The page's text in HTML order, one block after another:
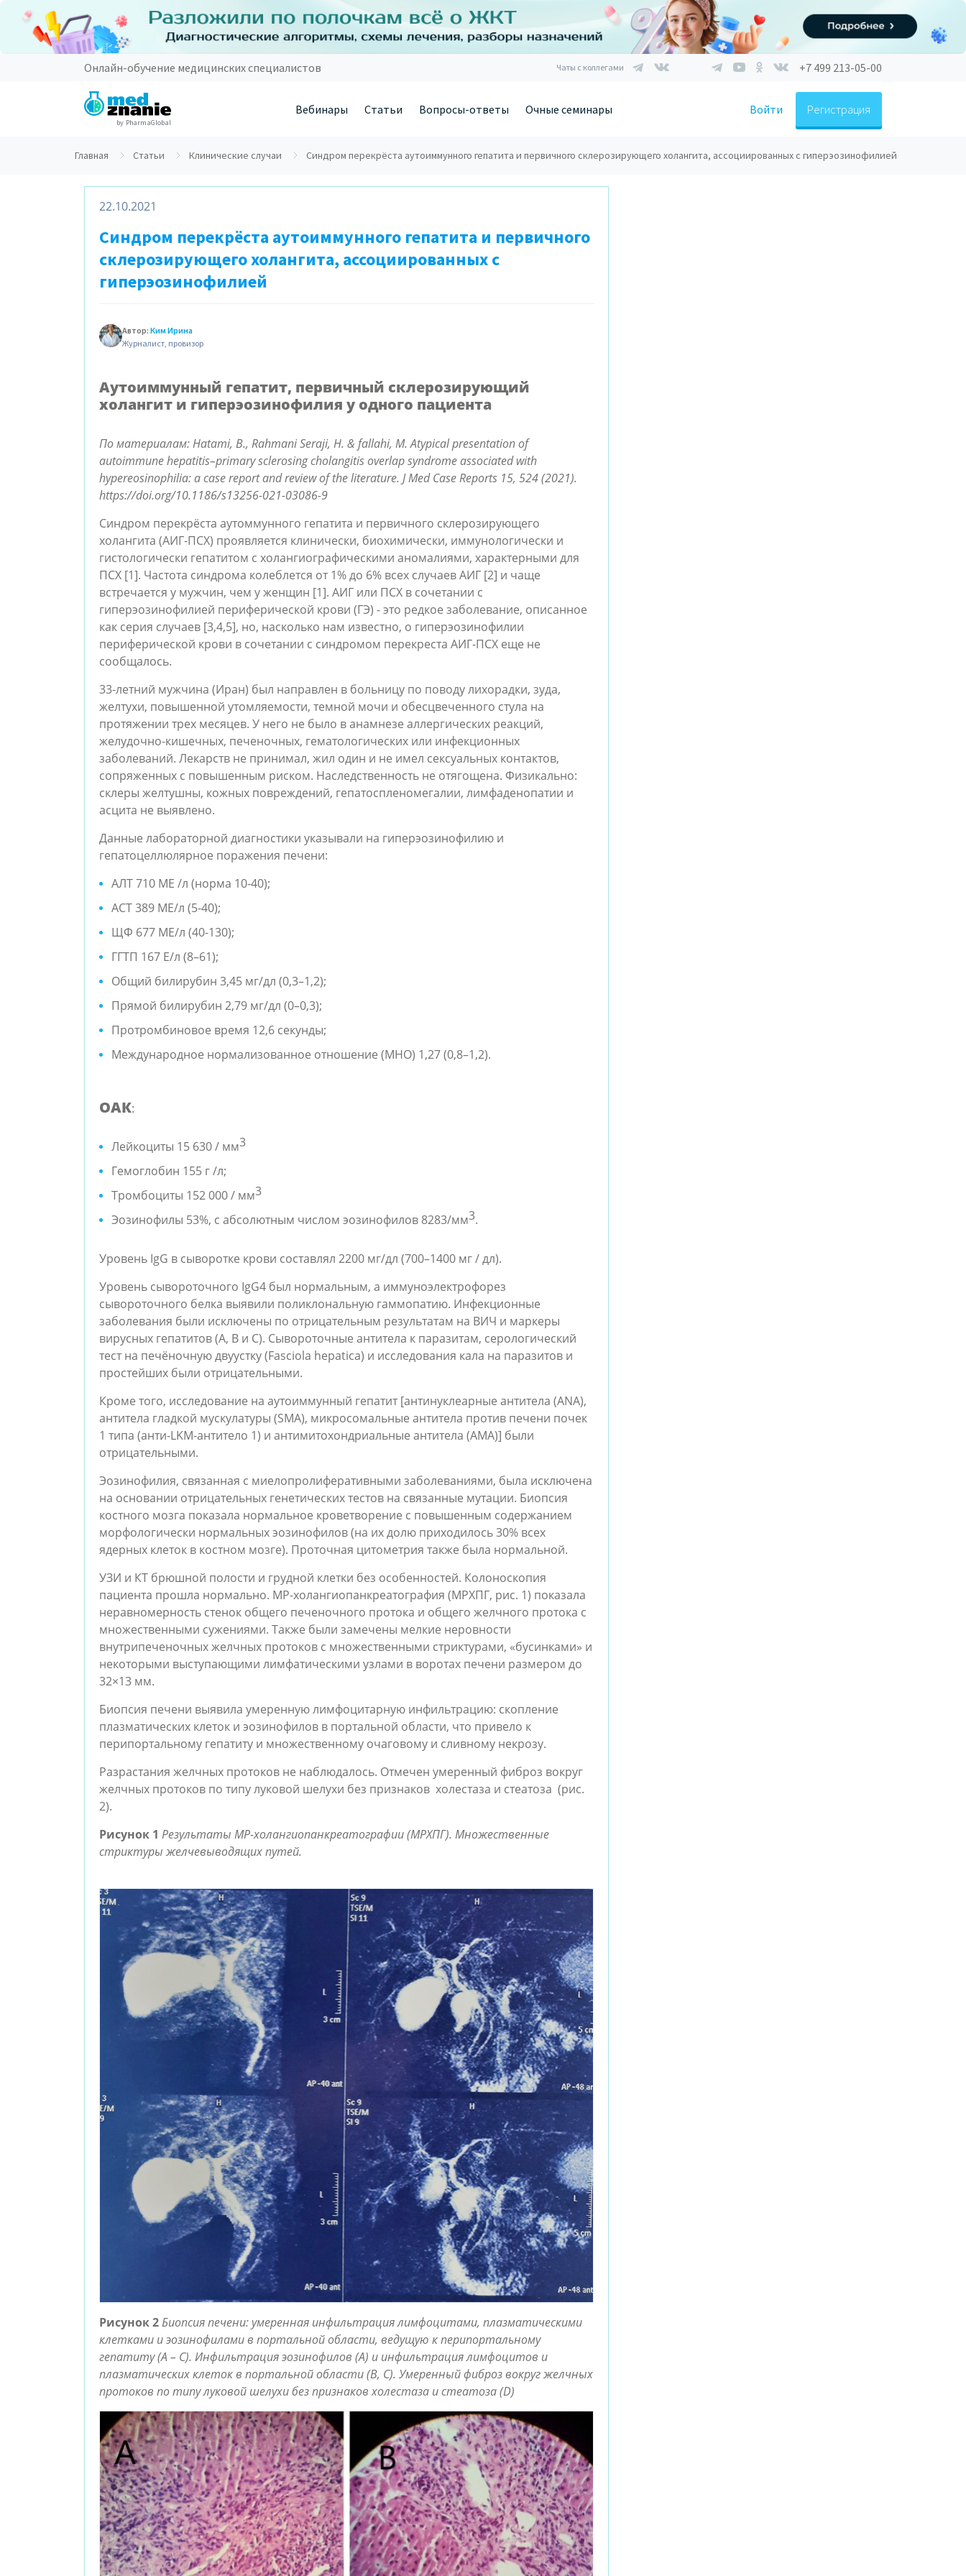
Онлайн-обучение медицинских специалистов Чаты с коллегами +7 499 213-05-00
by PharmaGlobal
Вебинары Статьи Вопросы-ответы Очные семинары Войти Регистрация
Главная Статьи Клинические случаи Синдром перекрёста аутоиммунного гепатита и первичного склерозирующего холангита, ассоциированных с гиперэозинофилией
22.10.2021
Синдром перекрёста аутоиммунного гепатита и первичного
склерозирующего холангита, ассоциированных с
гиперэозинофилией
Автор: Ким Ирина
Журналист, провизор
Аутоиммунный гепатит, первичный склерозирующий
холангит и гиперэозинофилия у одного пациента
По материалам: Hatami, B., Rahmani Seraji, H. & fallahi, M. Atypical presentation of
autoimmune hepatitis–primary sclerosing cholangitis overlap syndrome associated with
hypereosinophilia: a case report and review of the literature. J Med Case Reports 15, 524 (2021).
https://doi.org/10.1186/s13256-021-03086-9
Синдром перекрёста аутоммунного гепатита и первичного склерозирующего
холангита (АИГ-ПСХ) проявляется клинически, биохимически, иммунологически и
гистологически гепатитом с холангиографическими аномалиями, характерными для
ПСХ [1]. Частота синдрома колеблется от 1% до 6% всех случаев АИГ [2] и чаще
встречается у мужчин, чем у женщин [1]. АИГ или ПСХ в сочетании с
гиперэозинофилией периферической крови (ГЭ) - это редкое заболевание, описанное
как серия случаев [3,4,5], но, насколько нам известно, о гиперэозинофилии
периферической крови в сочетании с синдромом перекреста АИГ-ПСХ еще не
сообщалось.
33-летний мужчина (Иран) был направлен в больницу по поводу лихорадки, зуда,
желтухи, повышенной утомляемости, темной мочи и обесцвеченного стула на
протяжении трех месяцев. У него не было в анамнезе аллергических реакций,
желудочно-кишечных, печеночных, гематологических или инфекционных
заболеваний. Лекарств не принимал, жил один и не имел сексуальных контактов,
сопряженных с повышенным риском. Наследственность не отягощена. Физикально:
склеры желтушны, кожных повреждений, гепатоспленомегалии, лимфаденопатии и
асцита не выявлено.
Данные лабораторной диагностики указывали на гиперэозинофилию и
гепатоцеллюлярное поражения печени:
АЛТ 710 МЕ /л (норма 10-40);
АСТ 389 МЕ/л (5-40);
ЩФ 677 МЕ/л (40-130);
ГГТП 167 Е/л (8–61);
Общий билирубин 3,45 мг/дл (0,3–1,2);
Прямой билирубин 2,79 мг/дл (0–0,3);
Протромбиновое время 12,6 секунды;
Международное нормализованное отношение (МНО) 1,27 (0,8–1,2).
ОАК:
Лейкоциты 15 630 / мм3
Гемоглобин 155 г /л;
Тромбоциты 152 000 / мм3
Эозинофилы 53%, с абсолютным числом эозинофилов 8283/мм3.
Уровень IgG в сыворотке крови составлял 2200 мг/дл (700–1400 мг / дл).
Уровень сывороточного IgG4 был нормальным, а иммуноэлектрофорез
сывороточного белка выявили поликлональную гаммопатию. Инфекционные
заболевания были исключены по отрицательным результатам на ВИЧ и маркеры
вирусных гепатитов (А, В и С). Сывороточные антитела к паразитам, серологический
тест на печёночную двуустку (Fasciola hepatica) и исследования кала на паразитов и
простейших были отрицательными.
Кроме того, исследование на аутоиммунный гепатит [антинуклеарные антитела (ANA),
антитела гладкой мускулатуры (SMA), микросомальные антитела против печени почек
1 типа (анти-LKM-антитело 1) и антимитохондриальные антитела (AMA)] были
отрицательными.
Эозинофилия, связанная с миелопролиферативными заболеваниями, была исключена
на основании отрицательных генетических тестов на связанные мутации. Биопсия
костного мозга показала нормальное кроветворение с повышенным содержанием
морфологически нормальных эозинофилов (на их долю приходилось 30% всех
ядерных клеток в костном мозге). Проточная цитометрия также была нормальной.
УЗИ и КТ брюшной полости и грудной клетки без особенностей. Колоноскопия
пациента прошла нормально. MР-холангиопанкреатография (МРХПГ, рис. 1) показала
неравномерность стенок общего печеночного протока и общего желчного протока с
множественными сужениями. Также были замечены мелкие неровности
внутрипеченочных желчных протоков с множественными стриктурами, «бусинками» и
некоторыми выступающими лимфатическими узлами в воротах печени размером до
32×13 мм.
Биопсия печени выявила умеренную лимфоцитарную инфильтрацию: скопление
плазматических клеток и эозинофилов в портальной области, что привело к
перипортальному гепатиту и множественному очаговому и сливному некрозу.
Разрастания желчных протоков не наблюдалось. Отмечен умеренный фиброз вокруг
желчных протоков по типу луковой шелухи без признаков холестаза и стеатоза (рис.
2).
Рисунок 1 Результаты МР-холангиопанкреатографии (МРХПГ). Множественные
стриктуры желчевыводящих путей.
Рисунок 2Биопсия печени: умеренная инфильтрация лимфоцитами, плазматическими
клетками и эозинофилами в портальной области, ведущую к перипортальному
гепатиту (A – C). Инфильтрация эозинофилов (A) и инфильтрация лимфоцитов и
плазматических клеток в портальной области (B, C). Умеренный фиброз вокруг желчных
протоков по типу луковой шелухи без признаков холестаза и стеатоза (D)